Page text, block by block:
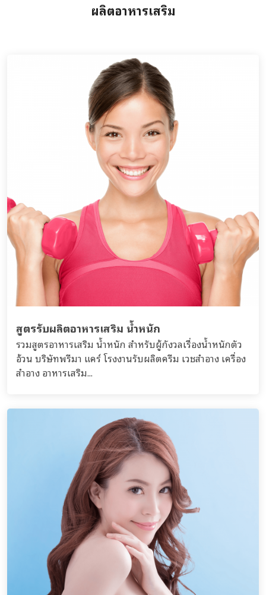
ผลิตอาหารเสริม
สูตรรับผลิตอาหารเสริม น้ำหนัก
รวมสูตรอาหารเสริม น้ำหนัก สำหรับผู้กังวลเรื่องน้ำหนักตัว
อ้วน บริษัทพรีมา แคร์ โรงงานรับผลิตครีม เวชสำอาง เครื่อง
สำอาง อาหารเสริม...